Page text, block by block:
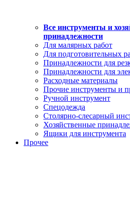
Все инструменты и
принадлежности
Для малярных работ
Для подготовительных
Принадлежности для
Принадлежности для
Расходные материалы
Прочие инструменты и
Ручной инструмент
Спецодежда
Столярно-слесарный
Хозяйственные
Ящики для инструмента
Прочее